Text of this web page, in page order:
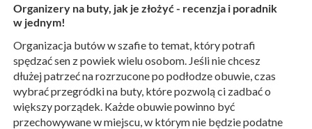
Organizery na buty, jak je złożyć - recenzja i poradnik
w jednym!
Organizacja butów w szafie to temat, który potrafi
spędzać sen z powiek wielu osobom. Jeśli nie chcesz
dłużej patrzeć na rozrzucone po podłodze obuwie, czas
wybrać przegródki na buty, które pozwolą ci zadbać o
większy porządek. Każde obuwie powinno być
przechowywane w miejscu, w którym nie będzie podatne